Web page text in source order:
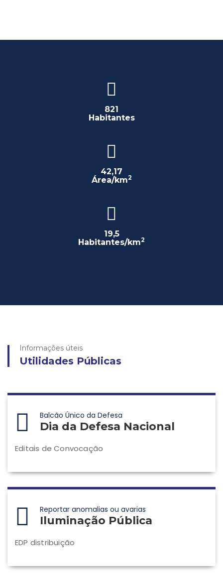
821
Habitantes
42,17
Área/km2
19,5
Habitantes/km2
Informações úteis
Utilidades Públicas
Balcão Único da Defesa
Dia da Defesa Nacional
Editais de Convocação
Reportar anomalias ou avarias
Iluminação Pública
EDP distribuição